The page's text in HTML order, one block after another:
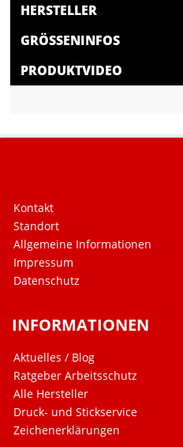
HERSTELLER
GRÖSSENINFOS
PRODUKTVIDEO
Kontakt
Standort
Allgemeine Informationen
Impressum
Datenschutz
INFORMATIONEN
Aktuelles / Blog
Ratgeber Arbeitsschutz
Alle Hersteller
Druck- und Stickservice
Zeichenerklärungen